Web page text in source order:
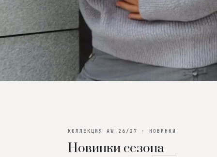
КОЛЛЕКЦИЯ AW 26/27 · НОВИНКИ
Новинки сезона